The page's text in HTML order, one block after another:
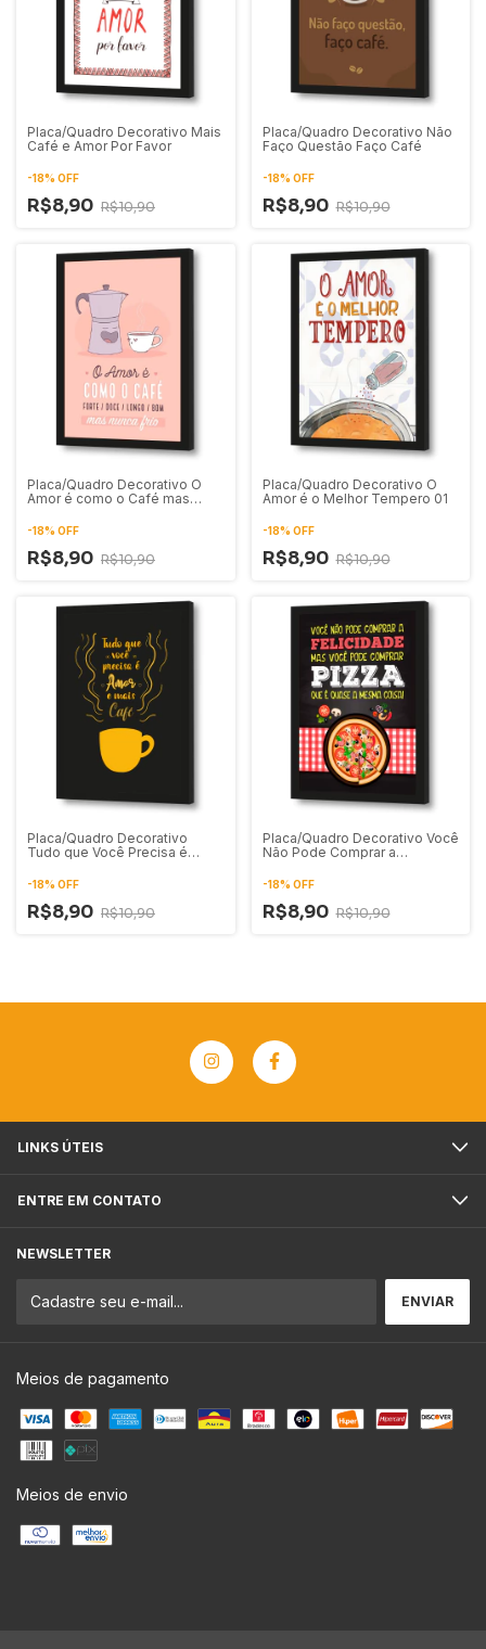
Placa/Quadro Decorativo Mais
Café e Amor Por Favor
-18% OFF
R$8,90 R$10,90
Placa/Quadro Decorativo Não
Faço Questão Faço Café
-18% OFF
R$8,90 R$10,90
Placa/Quadro Decorativo O
Amor é como o Café mas
-18% OFF
R$8,90 R$10,90
Placa/Quadro Decorativo O
Amor é o Melhor Tempero 01
-18% OFF
R$8,90 R$10,90
Placa/Quadro Decorativo
Tudo que Você Precisa é
-18% OFF
R$8,90 R$10,90
Placa/Quadro Decorativo Você
Não Pode Comprar a
Comprar Pizza
-18% OFF
R$8,90 R$10,90
LINKS ÚTEIS
ENTRE EM CONTATO
NEWSLETTER
Meios de pagamento
Meios de envio